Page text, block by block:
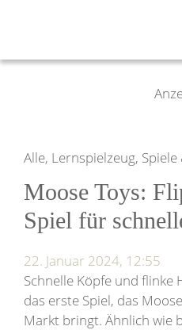
Alle, Lernspielzeug, Spiele
Moose Toys:
Spiel für
22. Januar 2024, 12:55
Schnelle Köpfe und
das erste Spiel, das
Markt bringt. Ähnlich wie